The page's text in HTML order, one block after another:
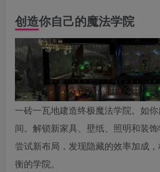
创造你自己的魔法学院
一砖一瓦地建造终极魔法学院。如
间。解锁新家具、壁纸、照明和装饰
尝试新布局，发现隐藏的效率加成
衡的学院。